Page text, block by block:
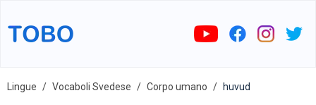
Lingue Vocaboli Svedese Corpo umano huvud